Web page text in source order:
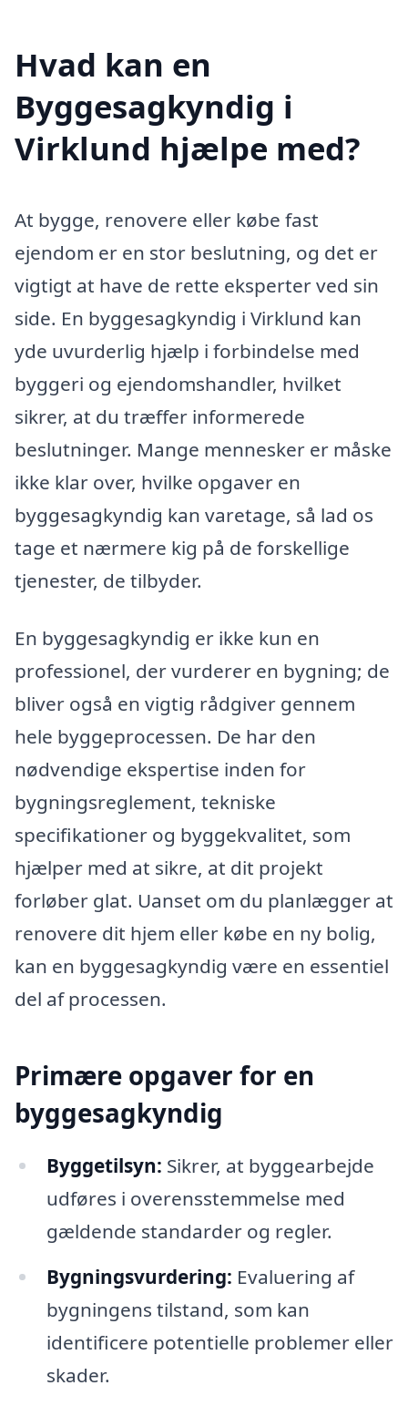
Hvad kan en
Byggesagkyndig i
Virklund hjælpe med?
At bygge, renovere eller købe fast
ejendom er en stor beslutning, og det er
vigtigt at have de rette eksperter ved sin
side. En byggesagkyndig i Virklund kan
yde uvurderlig hjælp i forbindelse med
byggeri og ejendomshandler, hvilket
sikrer, at du træffer informerede
beslutninger. Mange mennesker er måske
ikke klar over, hvilke opgaver en
byggesagkyndig kan varetage, så lad os
tage et nærmere kig på de forskellige
tjenester, de tilbyder.
En byggesagkyndig er ikke kun en
professionel, der vurderer en bygning; de
bliver også en vigtig rådgiver gennem
hele byggeprocessen. De har den
nødvendige ekspertise inden for
bygningsreglement, tekniske
specifikationer og byggekvalitet, som
hjælper med at sikre, at dit projekt
forløber glat. Uanset om du planlægger at
renovere dit hjem eller købe en ny bolig,
kan en byggesagkyndig være en essentiel
del af processen.
Primære opgaver for en
byggesagkyndig
Byggetilsyn: Sikrer, at byggearbejde
udføres i overensstemmelse med
gældende standarder og regler.
Bygningsvurdering: Evaluering af
bygningens tilstand, som kan
identificere potentielle problemer eller
skader.